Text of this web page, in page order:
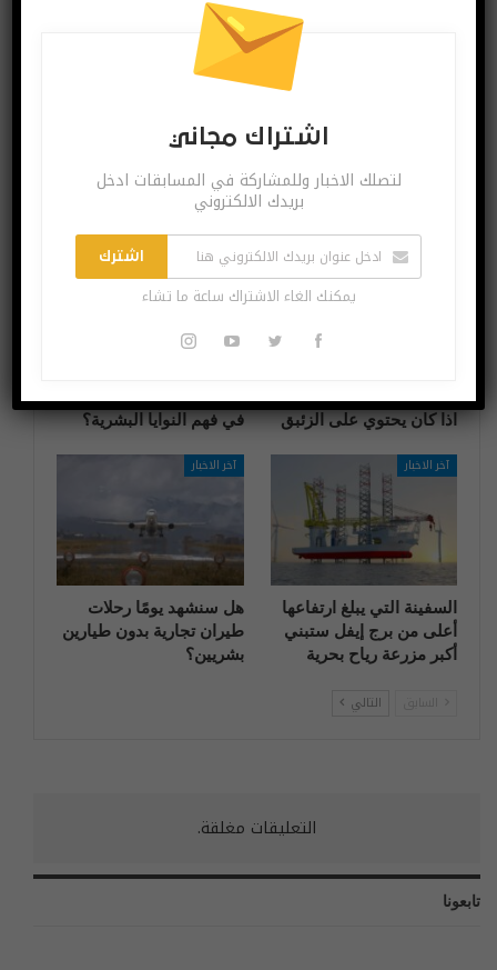
معالجSnapdragon
مشاركة معلوماتك
الطبية مباشرة عند
قد يعجبك ايضا المزيد عن المؤلف
آخر الاخبار
تطور جديد لفحص الطعام
اذا كان يحتوي على الزئبق
آخر الاخبار
هل بدأ الذكاء الاصطناعي
في فهم النوايا البشرية؟
آخر الاخبار
السفينة التي يبلغ ارتفاعها
أعلى من برج إيفل ستبني
أكبر مزرعة رياح بحرية
آخر الاخبار
هل سنشهد يومًا رحلات
طيران تجارية بدون طيارين
بشريين؟
التالي
التعليقات مغلقة.
تابعونا
اشتراك مجاني
لتصلك الاخبار وللمشاركة في المسابقات ادخل
بريدك الالكتروني
اشترك
يمكنك الغاء الاشتراك ساعة ما تشاء